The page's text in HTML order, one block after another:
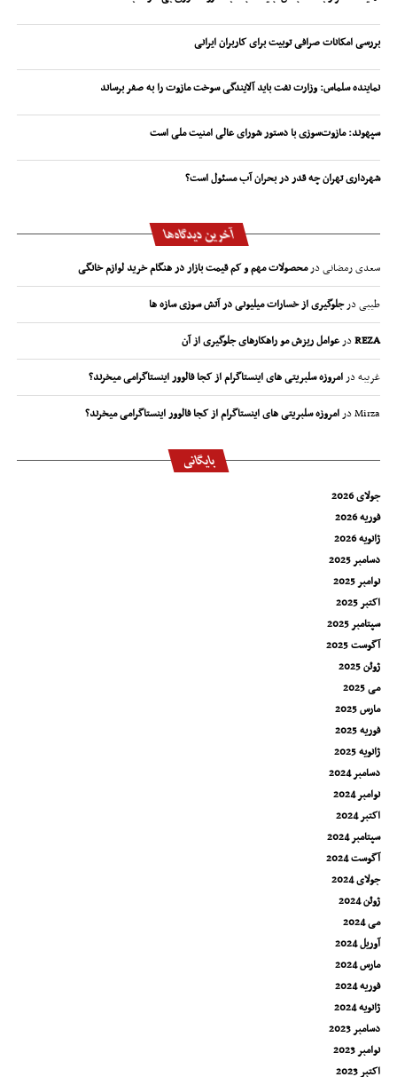
بررسی امکانات صرافی توبیت برای کاربران ایرانی
نماینده سلماس: وزارت نفت باید آلایندگی سوخت مازوت را به صفر برساند
سپهوند:‌ مازوت‌سوزی با دستور شورای عالی امنیت ملی است
شهرداری تهران چه قدر در بحران آب مسئول است؟
آخرین دیدگاه‌ها
سعدی رمضانیدرمحصولات مهم و کم قیمت بازار در هنگام خرید لوازم خانگی
طیبیدرجلوگیری از خسارات میلیونی در آتش سوزی سازه ها
REZAدرعوامل ریزش مو راهکارهای جلوگیری از آن
غریبهدرامروزه سلبریتی های اینستاگرام از کجا فالوور اینستاگرامی میخرند؟
Mirzaدرامروزه سلبریتی های اینستاگرام از کجا فالوور اینستاگرامی میخرند؟
بایگانی
جولای 2026
فوریه 2026
ژانویه 2026
دسامبر 2025
نوامبر 2025
اکتبر 2025
سپتامبر 2025
آگوست 2025
ژوئن 2025
می 2025
مارس 2025
فوریه 2025
ژانویه 2025
دسامبر 2024
نوامبر 2024
اکتبر 2024
سپتامبر 2024
آگوست 2024
جولای 2024
ژوئن 2024
می 2024
آوریل 2024
مارس 2024
فوریه 2024
ژانویه 2024
دسامبر 2023
نوامبر 2023
اکتبر 2023